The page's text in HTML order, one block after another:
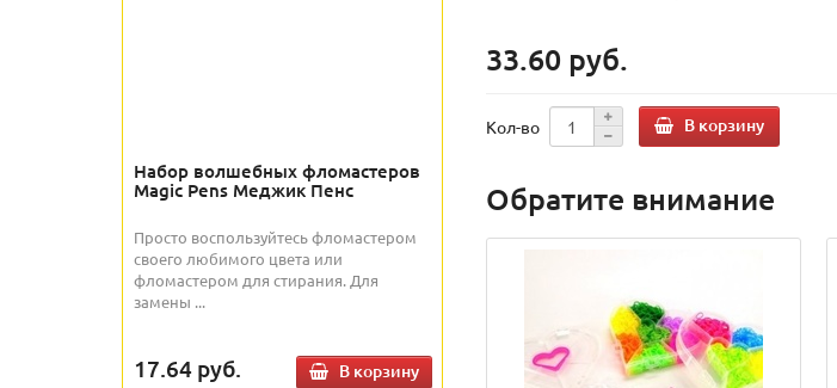
Набор волшебных фломастеров
Magic Pens Меджик Пенс
Просто воспользуйтесь фломастером
своего любимого цвета или
фломастером для стирания. Для
замены ...
17.64 руб. В корзину
33.60 руб.
Кол-во В корзину
Обратите внимание